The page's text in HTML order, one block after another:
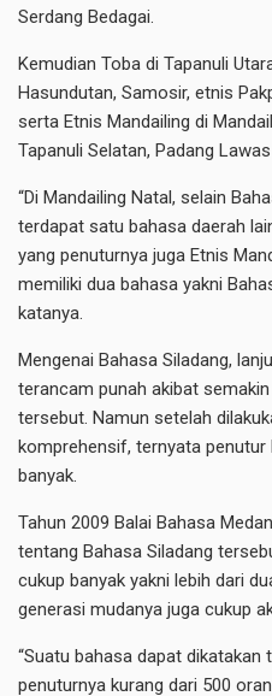
Serdang Bedagai.
Kemudian Toba di Tapanuli
Hasundutan, Samosir, etnis
serta Etnis Mandailing di
Tapanuli Selatan, Padang
“Di Mandailing Natal, selain
terdapat satu bahasa daerah
yang penuturnya juga Etnis
memiliki dua bahasa yakni
katanya.
Mengenai Bahasa Siladang,
terancam punah akibat
tersebut. Namun setelah
komprehensif, ternyata
banyak.
Tahun 2009 Balai Bahasa
tentang Bahasa Siladang
cukup banyak yakni lebih dari
generasi mudanya juga cukup
“Suatu bahasa dapat dikatakan
penuturnya kurang dari 500